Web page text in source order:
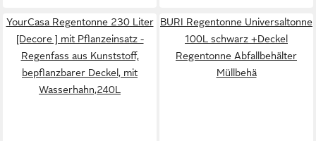
YourCasa Regentonne 230 Liter
[Decore ] mit Pflanzeinsatz -
Regenfass aus Kunststoff,
bepflanzbarer Deckel, mit
Wasserhahn,240L
BURI Regentonne Universaltonne
100L schwarz +Deckel
Regentonne Abfallbehälter
Müllbehä